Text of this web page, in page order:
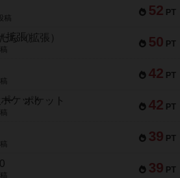
52 PT
稿
50 PT
ち（拡張）
42 PT
42 PT
ー ポケット
39 PT
39 PT